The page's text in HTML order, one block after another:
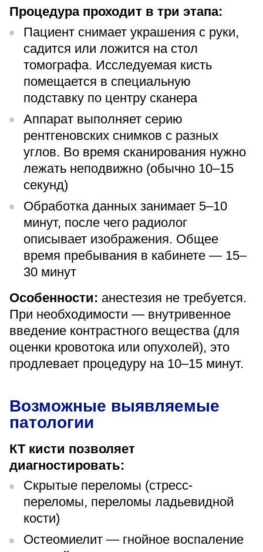
Версия для слабовидящих
Процедура проходит в три этапа:
Пациент снимает украшения с руки,
садится или ложится на стол
томографа. Исследуемая кисть
помещается в специальную
подставку по центру сканера
Аппарат выполняет серию
рентгеновских снимков с разных
углов. Во время сканирования нужно
лежать неподвижно (обычно 10–15
секунд)
Обработка данных занимает 5–10
минут, после чего радиолог
описывает изображения. Общее
время пребывания в кабинете — 15–
30 минут
Особенности: анестезия не требуется.
При необходимости — внутривенное
введение контрастного вещества (для
оценки кровотока или опухолей), это
продлевает процедуру на 10–15 минут.
Возможные выявляемые
патологии
КТ кисти позволяет
диагностировать:
Скрытые переломы (стресс-
переломы, переломы ладьевидной
кости)
Остеомиелит — гнойное воспаление